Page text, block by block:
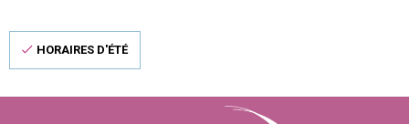
HORAIRES D'ÉTÉ